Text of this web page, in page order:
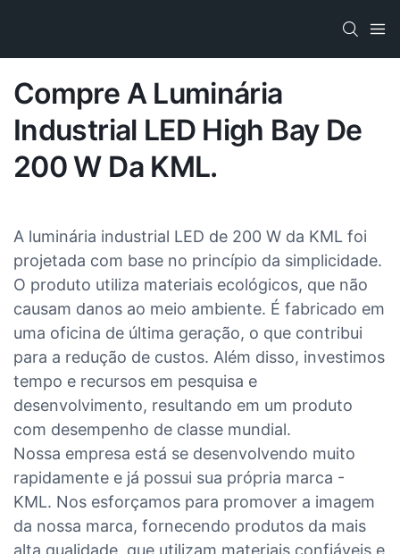
Compre A Luminária
Industrial LED High Bay De
200 W Da KML.
A luminária industrial LED de 200 W da KML foi
projetada com base no princípio da simplicidade.
O produto utiliza materiais ecológicos, que não
causam danos ao meio ambiente. É fabricado em
uma oficina de última geração, o que contribui
para a redução de custos. Além disso, investimos
tempo e recursos em pesquisa e
desenvolvimento, resultando em um produto
com desempenho de classe mundial.
Nossa empresa está se desenvolvendo muito
rapidamente e já possui sua própria marca -
KML. Nos esforçamos para promover a imagem
da nossa marca, fornecendo produtos da mais
alta qualidade, que utilizam materiais confiáveis ​​e